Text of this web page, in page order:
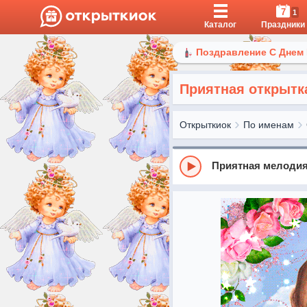
Каталог
7 1
Праздники
Поздравление С
Приятная
Открыткиок По именам
Приятная